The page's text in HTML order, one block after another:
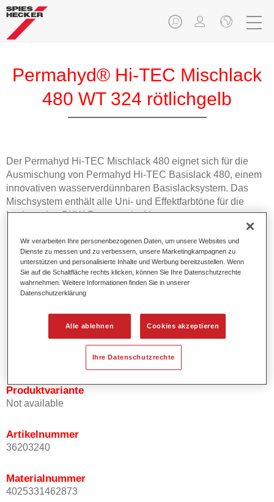
Permahyd® Hi-TEC Mischlack
480 WT 324 rötlichgelb
Der Permahyd Hi-TEC Mischlack 480 eignet sich für die
Ausmischung von Permahyd Hi-TEC Basislack 480, einem
innovativen wasserverdünnbaren Basislacksystem. Das
Mischsystem enthält alle Uni- und Effektfarbtöne für die
hochwertige PKW-Reparaturlackierung.
Produktmerkmale
Einfach und schnell zu verarbeiten.
Bietet eine hohe Farbtongenauigkeit und gleichmäßige
Effektausrichtung.
Fördert kurze Prozesszeiten.
Ermöglicht einfaches und sicheres Einlackieren.
Kann variabel eingesetzt werden, z.B. für Innenraum-,
Mehrschicht- und Mehrfarbenlackierungen.
Produktvariante
Not available
Artikelnummer
36203240
Materialnummer
4025331462873
Wir verarbeiten Ihre personenbezogenen Daten, um unsere Websites und
Dienste zu messen und zu verbessern, unsere Marketingkampagnen zu
unterstützen und personalisierte Inhalte und Werbung bereitzustellen. Wenn
Sie auf die Schaltfläche rechts klicken, können Sie Ihre Datenschutzrechte
wahrnehmen. Weitere Informationen finden Sie in unserer
Datenschutzerklärung
Alle ablehnen Cookies akzeptieren
Ihre Datenschutzrechte